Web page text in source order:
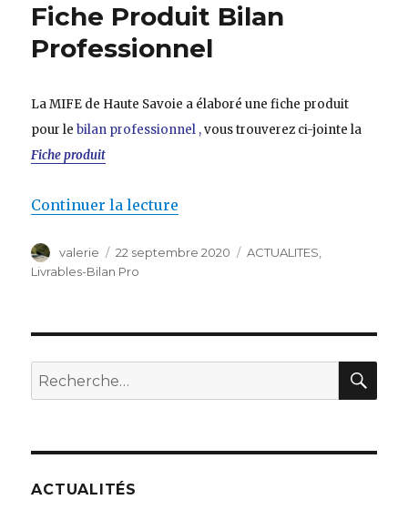
Fiche Produit Bilan
Professionnel
La MIFE de Haute Savoie a élaboré une fiche produit
pour le bilan professionnel ,vous trouverez ci-jointe la
Fiche produit
Continuer la lecture
Auteur
valerie
Publié
le
22 septembre 2020 Catégories
ACTUALITES
Livrables-Bilan Pro
Recherche
pour :
ACTUALITÉS